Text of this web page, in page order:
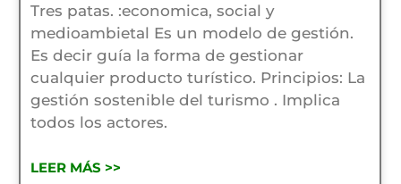
Tres patas. :economica, social y
medioambietal Es un modelo de gestión.
Es decir guía la forma de gestionar
cualquier producto turístico. Principios: La
gestión sostenible del turismo . Implica
todos los actores.
LEER MÁS >>